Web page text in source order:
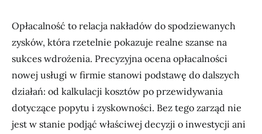
Opłacalność to relacja nakładów do spodziewanych
zysków, która rzetelnie pokazuje realne szanse na
sukces wdrożenia. Precyzyjna ocena opłacalności
nowej usługi w firmie stanowi podstawę do dalszych
działań: od kalkulacji kosztów po przewidywania
dotyczące popytu i zyskowności. Bez tego zarząd nie
jest w stanie podjąć właściwej decyzji o inwestycji ani